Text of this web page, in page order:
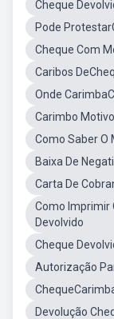
Cheque
Pode
Cheque Com
Caribos
Onde
Carimbo
Como Saber O
Baixa De
Carta De
Como Imprimir
Devolvido
Cheque
Autorização
Devolução